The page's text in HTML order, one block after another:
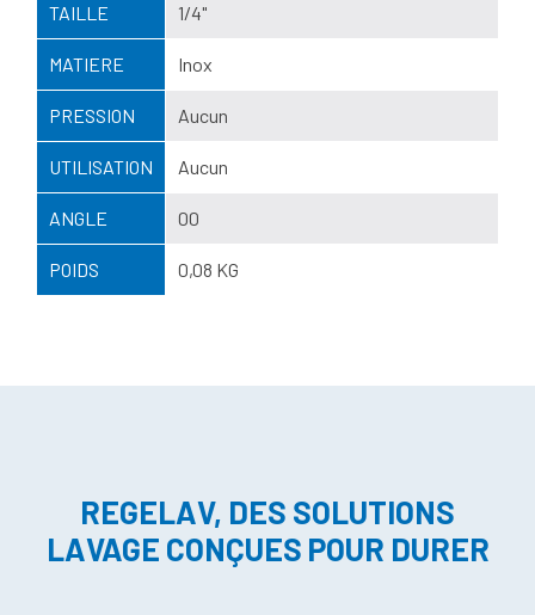
TAILLE 1/4"
MATIERE Inox
PRESSION Aucun
UTILISATION Aucun
ANGLE 00
POIDS 0,08 KG
REGELAV, DES SOLUTIONS
LAVAGE CONÇUES POUR DURER